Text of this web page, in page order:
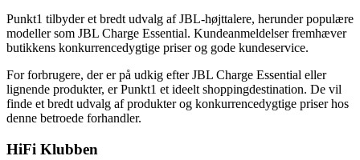
Punkt1 tilbyder et bredt udvalg af JBL-højttalere, herunder populære
modeller som JBL Charge Essential. Kundeanmeldelser fremhæver
butikkens konkurrencedygtige priser og gode kundeservice.
For forbrugere, der er på udkig efter JBL Charge Essential eller
lignende produkter, er Punkt1 et ideelt shoppingdestination. De vil
finde et bredt udvalg af produkter og konkurrencedygtige priser hos
denne betroede forhandler.
HiFi Klubben